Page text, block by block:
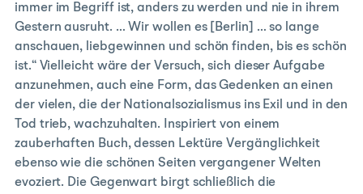
immer im Begriff ist, anders zu werden und nie in ihrem
Gestern ausruht. … Wir wollen es [Berlin] … so lange
anschauen, liebgewinnen und schön finden, bis es schön
ist.“ Vielleicht wäre der Versuch, sich dieser Aufgabe
anzunehmen, auch eine Form, das Gedenken an einen
der vielen, die der Nationalsozialismus ins Exil und in den
Tod trieb, wachzuhalten. Inspiriert von einem
zauberhaften Buch, dessen Lektüre Vergänglichkeit
ebenso wie die schönen Seiten vergangener Welten
evoziert. Die Gegenwart birgt schließlich die